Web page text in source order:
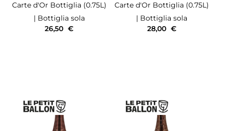
Carte d'Or Bottiglia (0.75L)
| Bottiglia sola
26,50 €
Carte d'Or Bottiglia (0.75L)
| Bottiglia sola
28,00 €